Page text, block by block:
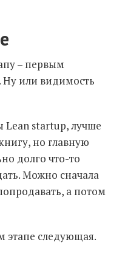
– первым
Ну или видимость
Lean startup, лучше
но главную
долго что-то
Можно сначала
а потом
этапе следующая.